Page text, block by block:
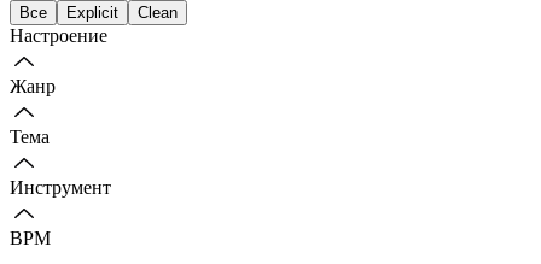
Все Explicit Clean
Настроение
Жанр
Тема
Инструмент
BPM